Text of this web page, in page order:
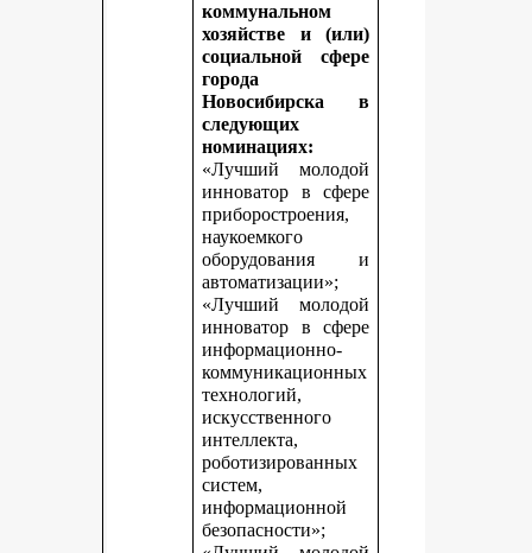
коммунальном
хозяйстве и (или)
социальной сфере
города
Новосибирска в
следующих
номинациях:
«Лучший молодой
инноватор в сфере
приборостроения,
наукоемкого
оборудования и
автоматизации»;
«Лучший молодой
инноватор в сфере
информационно-
коммуникационных
технологий,
искусственного
интеллекта,
роботизированных
систем,
информационной
безопасности»;